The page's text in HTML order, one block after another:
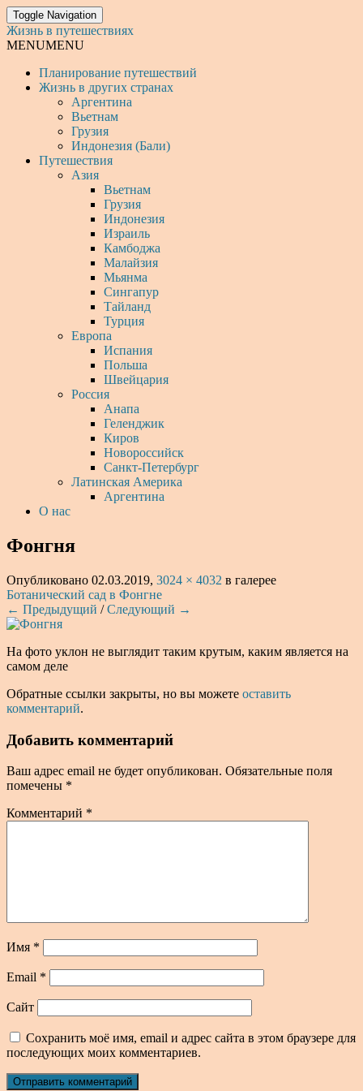
Toggle Navigation
Жизнь в путешествиях
MENUMENU
Планирование путешествий
Жизнь в других странах
Аргентина
Вьетнам
Грузия
Индонезия (Бали)
Путешествия
Азия
Вьетнам
Грузия
Индонезия
Израиль
Камбоджа
Малайзия
Мьянма
Сингапур
Тайланд
Турция
Европа
Испания
Польша
Швейцария
Россия
Анапа
Геленджик
Киров
Новороссийск
Санкт-Петербург
Латинская Америка
Аргентина
О нас
Фонгня
Опубликовано 02.03.2019, 3024 × 4032 в галерее
Ботанический сад в Фонгне
← Предыдущий /Следующий →
На фото уклон не выглядит таким крутым, каким является на
самом деле
Обратные ссылки закрыты, но вы можете оставить
комментарий.
Добавить комментарий
Ваш адрес email не будет опубликован. Обязательные поля
помечены *
Комментарий *
Имя *
Email *
Сайт
Сохранить моё имя, email и адрес сайта в этом браузере для
последующих моих комментариев.